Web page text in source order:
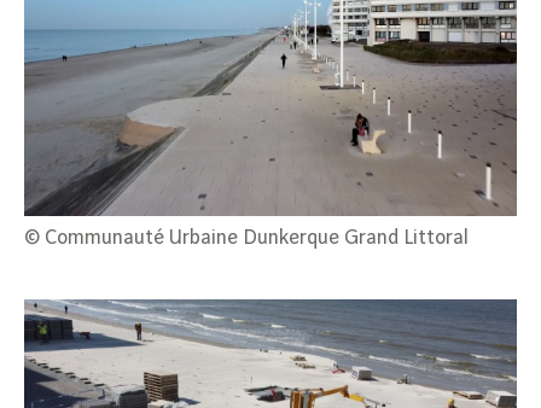
© Communauté Urbaine Dunkerque Grand Littoral